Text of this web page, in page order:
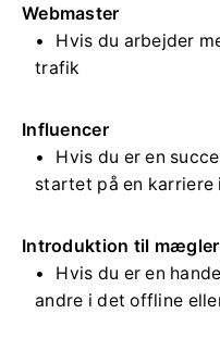
Webmaster
Hvis du arbejder
trafik
Influencer
Hvis du er en
startet på en karriere
Introduktion til mægler
Hvis du er en
andre i det offline